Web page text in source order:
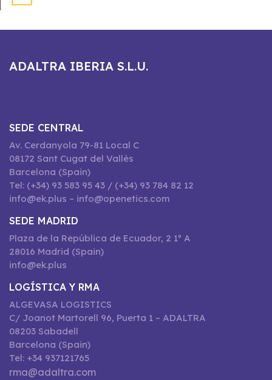
ADALTRA IBERIA S.L.U.
SEDE CENTRAL
Av. Cerdanyola 79-81 Local C
08172 Sant Cugat del Vallès
Barcelona (Spain)
Tel: (+34) 93 583 95 43 / (+34) 93 784 82 12
info@ek.plus – info@openetics.com
SEDE MADRID
Plaza de la República de Ecuador, 2 1º A
28016 Madrid (Spain)
info@ek.plus
LOGÍSTICA Y RMA
ALGEVASA LOGISTICS
C/ Joanot Martorell 96, Puerta 1 – ADALTRA
08203 Sabadell
Barcelona (Spain)
Tel: +34 937121765
rma@adaltra.com